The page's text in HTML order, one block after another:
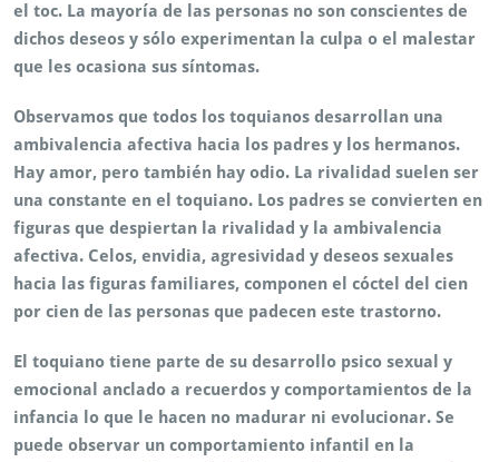
el toc. La mayoría de las personas no son conscientes de
dichos deseos y sólo experimentan la culpa o el malestar
que les ocasiona sus síntomas.
Observamos que todos los toquianos desarrollan una
ambivalencia afectiva hacia los padres y los hermanos.
Hay amor, pero también hay odio. La rivalidad suelen ser
una constante en el toquiano. Los padres se convierten en
figuras que despiertan la rivalidad y la ambivalencia
afectiva. Celos, envidia, agresividad y deseos sexuales
hacia las figuras familiares, componen el cóctel del cien
por cien de las personas que padecen este trastorno.
El toquiano tiene parte de su desarrollo psico sexual y
emocional anclado a recuerdos y comportamientos de la
infancia lo que le hacen no madurar ni evolucionar. Se
puede observar un comportamiento infantil en la